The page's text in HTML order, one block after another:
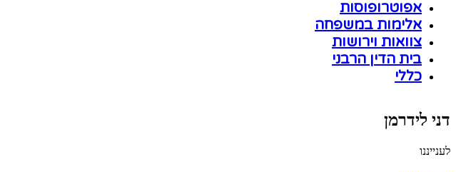
אפוטרופוסות
אלימות במשפחה
צוואות וירושות
בית הדין הרבני
כללי
דני לידרמן
לענייננו